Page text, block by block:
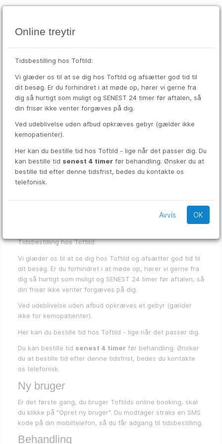
Inntøppa tygara fartlfnr. *
Skriva bíleggingarnummar
Stovna brúkara
Tidsbestilling hos Toftild:
Vi glæder os til at se dig hos Toftild og afsætter god tid til
dit besøg. Er du forhindret i at møde op, hører vi gerne fra
dig så hurtigt som muligt og SENEST 24 timer før aftalen, så
din frisør ikke venter forgæves på dig.
Ved udeblivelse uden afbud opkræves et gebyr (gælder
ikke for kemopatienter).
Her kan du bestille tid hos Toftild - lige når det passer dig.
Du kan bestille tid senest 4 timer før behandling. Ønsker
du at bestille tid efter denne tidsfrist, bedes du kontakte
os telefonisk.
Ny bruger
Er det første gang, du bruger Toftilds online booking, skal
du klikke på "Opret ny bruger". Du modtager straks en SMS
kode på din mobiltelefon, så du får adgang til tidsbestilling.
Behandling
Online treytir
Tidsbestilling hos Toftild:
Vi glæder os til at se dig hos Toftild og afsætter god tid til
dit besøg. Er du forhindret i at møde op, hører vi gerne fra
dig så hurtigt som muligt og SENEST 24 timer før aftalen, så
din frisør ikke venter forgæves på dig.
Ved udeblivelse uden afbud opkræves gebyr (gælder ikke
kemopatienter).
Her kan du bestille tid hos Toftild - lige når det passer dig. Du
kan bestille tid senest 4 timer før behandling. Ønsker du at
bestille tid efter denne tidsfrist, bedes du kontakte os
telefonisk.
Avvís OK